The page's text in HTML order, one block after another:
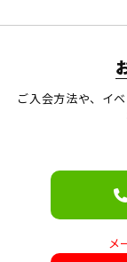
ご入会方法や、イ
メ